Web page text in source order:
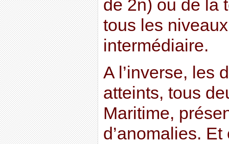
de 2n) ou de la
tous les
intermédiaire.
A l’inverse, les
atteints, tous
Maritime,
d’anomalies.